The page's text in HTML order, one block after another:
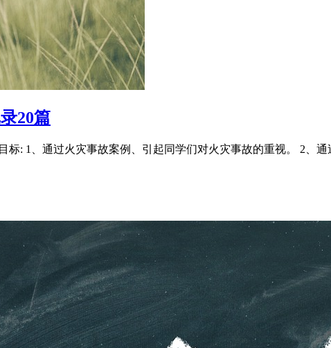
20篇
: 1、通过火灾事故案例、引起同学们对火灾事故的重视。 2、